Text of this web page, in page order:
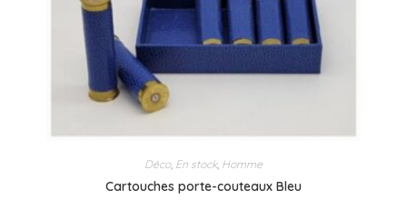
Déco, En stock, Homme
Cartouches porte-couteaux Bleu